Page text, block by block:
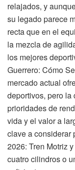
relajados, y
su legado parece
recta que en el
la mezcla de
los mejores
Guerrero: Cómo
mercado actual
deportivos, pero la
prioridades de
vida y el valor a
clave a considerar
2026: Tren Motriz
cuatro cilindros o